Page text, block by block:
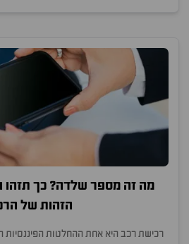
מה זה מספר שלדה? כך תזהו
הזהות של
רכישת רכב היא אחת ההחלטות הפיננסיות